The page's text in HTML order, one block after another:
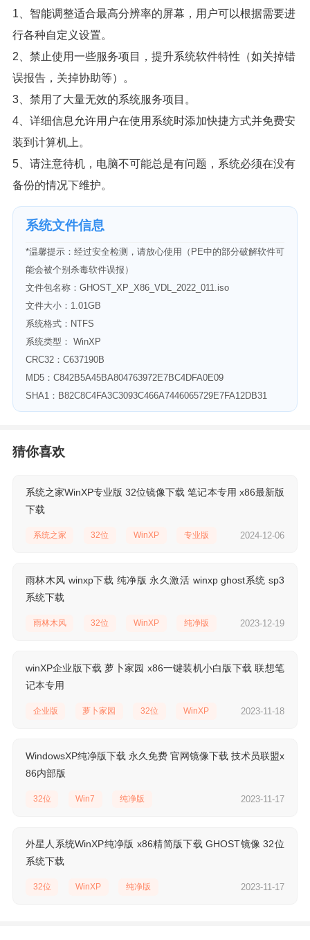
1、智能调整适合最高分辨率的屏幕，用户可以根据需要进
行各种自定义设置。
2、禁止使用一些服务项目，提升系统软件特性（如关掉错
误报告，关掉协助等）。
3、禁用了大量无效的系统服务项目。
4、详细信息允许用户在使用系统时添加快捷方式并免费安
装到计算机上。
5、请注意待机，电脑不可能总是有问题，系统必须在没有
备份的情况下维护。
系统文件信息
*温馨提示：经过安全检测，请放心使用（PE中的部分破解软件可
能会被个别杀毒软件误报）
文件包名称：GHOST_XP_X86_VDL_2022_011.iso
文件大小：1.01GB
系统格式：NTFS
系统类型： WinXP
CRC32：C637190B
MD5：C842B5A45BA804763972E7BC4DFA0E09
SHA1：B82C8C4FA3C3093C466A7446065729E7FA12DB31
猜你喜欢
系统之家WinXP专业版 32位镜像下载 笔记本专用 x86最新版
下载
系统之家 32位 WinXP 专业版 2024-12-06
雨林木风 winxp下载 纯净版 永久激活 winxp ghost系统 sp3
系统下载
雨林木风 32位 WinXP 纯净版 2023-12-19
winXP企业版下载 萝卜家园 x86一键装机小白版下载 联想笔
记本专用
企业版 萝卜家园 32位 WinXP 2023-11-18
WindowsXP纯净版下载 永久免费 官网镜像下载 技术员联盟x
86内部版
32位 Win7 纯净版 2023-11-17
外星人系统WinXP纯净版 x86精简版下载 GHOST镜像 32位
系统下载
32位 WinXP 纯净版 2023-11-17